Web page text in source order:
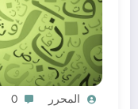
المحرر 0